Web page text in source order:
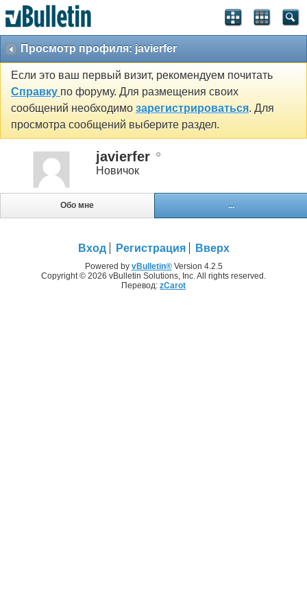
Просмотр профиля: javierfer
Если это ваш первый визит, рекомендуем почитать
Справку по форуму. Для размещения своих
сообщений необходимо зарегистрироваться. Для
просмотра сообщений выберите раздел.
javierfer
Новичок
Обо мне ...
Вход Регистрация Вверх
Powered by vBulletin®Version 4.2.5
Copyright © 2026 vBulletin Solutions, Inc. All rights reserved.
Перевод: zCarot